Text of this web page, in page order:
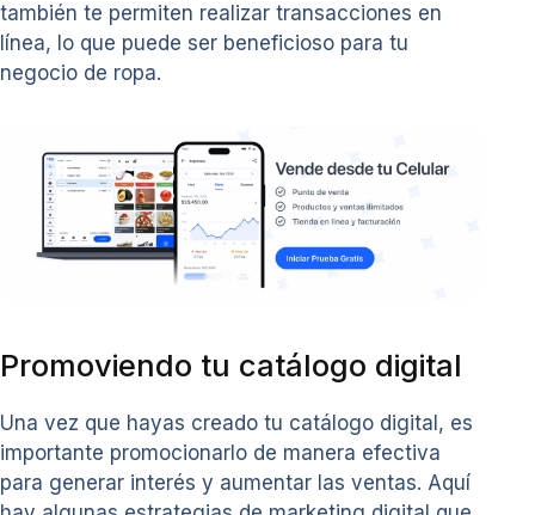
también te permiten realizar transacciones en
línea, lo que puede ser beneficioso para tu
negocio de ropa.
Promoviendo tu catálogo digital
Una vez que hayas creado tu catálogo digital, es
importante promocionarlo de manera efectiva
para generar interés y aumentar las ventas. Aquí